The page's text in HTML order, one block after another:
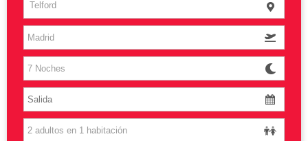
Vuelos
Islas
Caribe
Grandes Viajes
Telford